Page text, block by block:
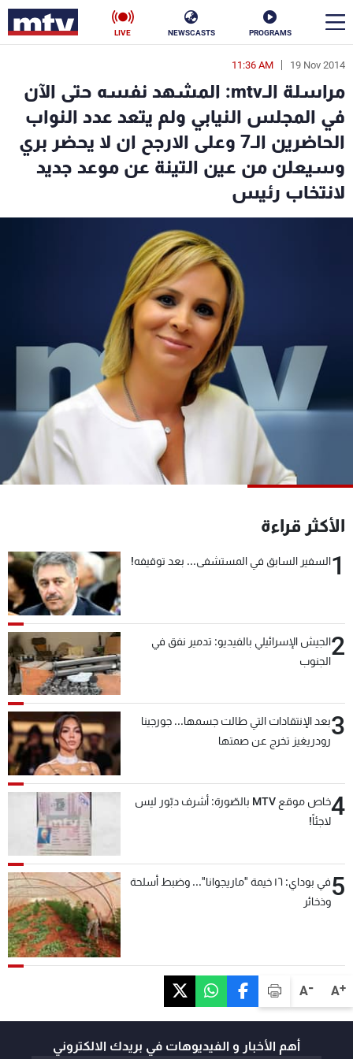
PROGRAMS
NEWSCASTS
LIVE
A+
A-
19 Nov 2014
11:36 AM
مراسلة الـmtv: المشهد نفسه حتى الآن
في المجلس النيابي ولم يتعد عدد النواب
الحاضرين الـ7 وعلى الارجح ان لا يحضر بري
وسيعلن من عين التينة عن موعد جديد
لانتخاب رئيس
الأكثر قراءة
1السفير السابق في المستشفى... بعد توقيفه!
2الجيش الإسرائيلي بالفيديو: تدمير نفق في
الجنوب
3بعد الإنتقادات التي طالت جسمها... جورجينا
رودريغيز تخرج عن صمتها
4
خاص موقع MTV بالصّورة: أشرف دبّور ليس
لاجئاً!
5
في بوداي: ١٦ خيمة "ماريجوانا"... وضبط أسلحة
وذخائر
أهم الأخبار و الفيديوهات في بريدك الالكتروني
en
الأخبار
سياسة ناس
إقتصاد
منوعات رياضة
جدول البرامج
شاهد البرامج
الترددات
وظائف
تواصل معنا
شروط الإسـتخدام